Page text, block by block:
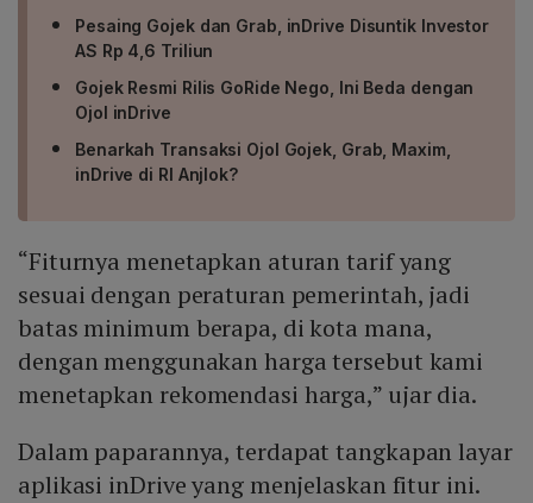
Pesaing Gojek dan Grab, inDrive Disuntik Investor
AS Rp 4,6 Triliun
Gojek Resmi Rilis GoRide Nego, Ini Beda dengan
Ojol inDrive
Benarkah Transaksi Ojol Gojek, Grab, Maxim,
inDrive di RI Anjlok?
“Fiturnya menetapkan aturan tarif yang
sesuai dengan peraturan pemerintah, jadi
batas minimum berapa, di kota mana,
dengan menggunakan harga tersebut kami
menetapkan rekomendasi harga,” ujar dia.
Dalam paparannya, terdapat tangkapan layar
aplikasi inDrive yang menjelaskan fitur ini.